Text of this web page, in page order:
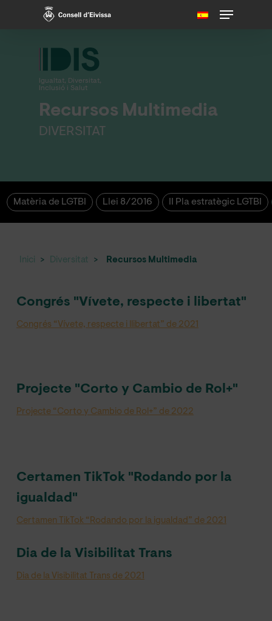
Menu
Igualtat, Diversitat,
Inclusió i Salut
Recursos Multimedia
DIVERSITAT
Matèria de LGTBI Llei 8/2016 II Pla estratègic LGTBI
Inici > Diversitat > Recursos Multimedia
Congrés "Vívete, respecte i libertat"
Congrés “Vívete, respecte i llibertat” de 2021
Projecte "Corto y Cambio de Rol+"
Projecte “Corto y Cambio de Rol+” de 2022
Certamen TikTok "Rodando por la
igualdad"
Certamen TikTok “Rodando por la igualdad” de 2021
Dia de la Visibilitat Trans
Dia de la Visibilitat Trans de 2021